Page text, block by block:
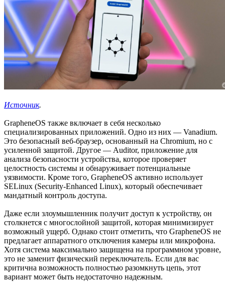
Источник.
GrapheneOS также включает в себя несколько
специализированных приложений. Одно из них — Vanadium.
Это безопасный веб-браузер, основанный на Chromium, но с
усиленной защитой. Другое — Auditor, приложение для
анализа безопасности устройства, которое проверяет
целостность системы и обнаруживает потенциальные
уязвимости. Кроме того, GrapheneOS активно использует
SELinux (Security-Enhanced Linux), который обеспечивает
мандатный контроль доступа.
Даже если злоумышленник получит доступ к устройству, он
столкнется с многослойной защитой, которая минимизирует
возможный ущерб. Однако стоит отметить, что GrapheneOS не
предлагает аппаратного отключения камеры или микрофона.
Хотя система максимально защищена на программном уровне,
это не заменит физический переключатель. Если для вас
критична возможность полностью разомкнуть цепь, этот
вариант может быть недостаточно надежным.